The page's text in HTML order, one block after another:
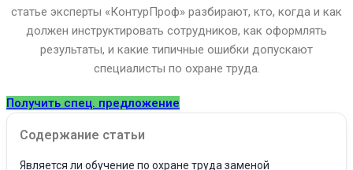
статье эксперты «КонтурПроф» разбирают, кто, когда и как
должен инструктировать сотрудников, как оформлять
результаты, и какие типичные ошибки допускают
специалисты по охране труда.
Получить спец. предложение
Содержание статьи
Является ли обучение по охране труда заменой